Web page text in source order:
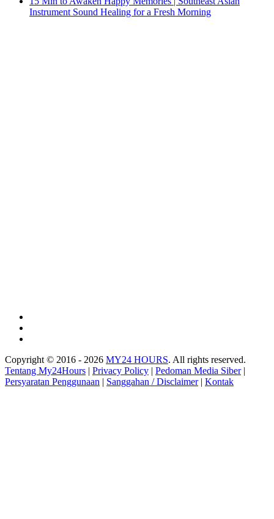
Instrument Sound Healing for a Fresh Morning
Copyright © 2016 - 2026 MY24 HOURS. All rights reserved.
Tentang My24Hours | Privacy Policy | Pedoman Media Siber|
Persyaratan Penggunaan | Sanggahan / Disclaimer| Kontak